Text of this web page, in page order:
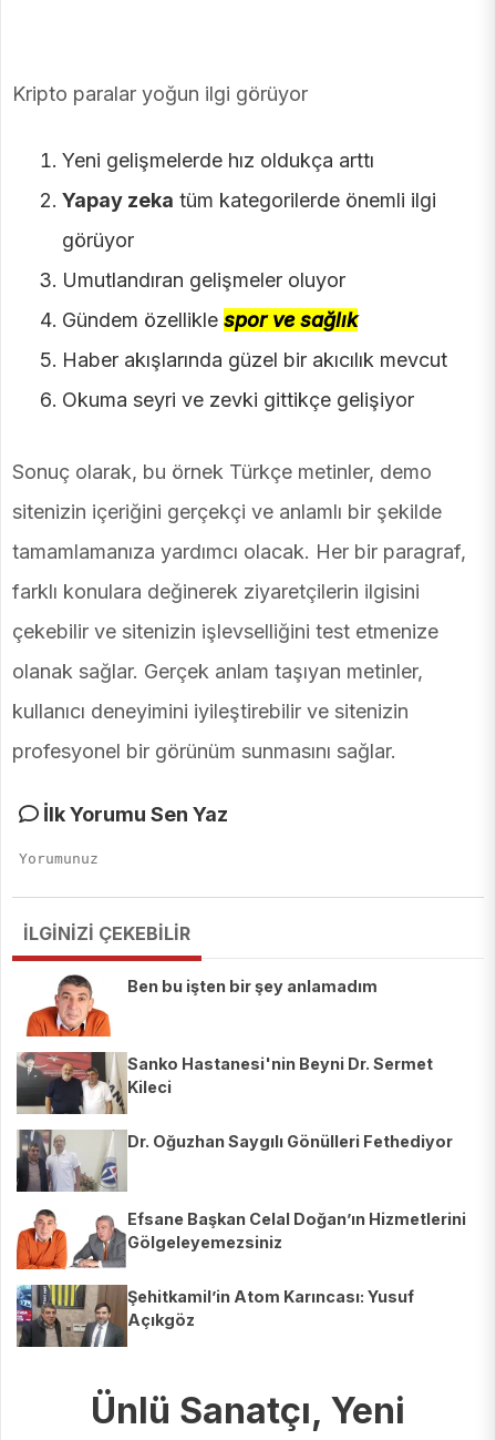
Kripto paralar yoğun ilgi görüyor
Yeni gelişmelerde hız oldukça arttı
Yapay zeka tüm kategorilerde önemli ilgi
görüyor
Umutlandıran gelişmeler oluyor
Gündem özellikle spor ve sağlık
Haber akışlarında güzel bir akıcılık mevcut
Okuma seyri ve zevki gittikçe gelişiyor
Sonuç olarak, bu örnek Türkçe metinler, demo
sitenizin içeriğini gerçekçi ve anlamlı bir şekilde
tamamlamanıza yardımcı olacak. Her bir paragraf,
farklı konulara değinerek ziyaretçilerin ilgisini
çekebilir ve sitenizin işlevselliğini test etmenize
olanak sağlar. Gerçek anlam taşıyan metinler,
kullanıcı deneyimini iyileştirebilir ve sitenizin
profesyonel bir görünüm sunmasını sağlar.
İlk Yorumu Sen Yaz
İLGİNİZİ ÇEKEBİLİR
Ben bu işten bir şey anlamadım
Sanko Hastanesi'nin Beyni Dr. Sermet
Kileci
Dr. Oğuzhan Saygılı Gönülleri Fethediyor
Efsane Başkan Celal Doğan’ın Hizmetlerini
Gölgeleyemezsiniz
Şehitkamil’in Atom Karıncası: Yusuf
Açıkgöz
Ünlü Sanatçı, Yeni